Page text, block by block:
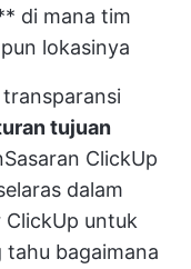
di mana tim
lokasinya
tujuan
Sasaran ClickUp
dalam
ClickUp untuk
tahu bagaimana